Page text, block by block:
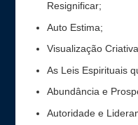
Resignificar;
Auto Estima;
Visualização
As Leis Espirituais
Abundância e
Autoridade e